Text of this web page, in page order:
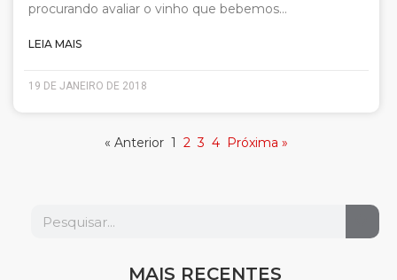
procurando avaliar o vinho que bebemos…
LEIA MAIS
19 DE JANEIRO DE 2018
« Anterior 1 2 3 4 Próxima »
MAIS RECENTES